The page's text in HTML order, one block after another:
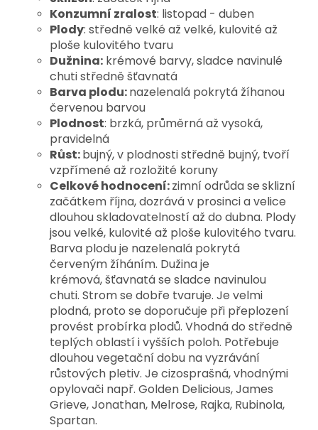
Konzumní zralost: listopad - duben
Plody: středně velké až velké, kulovité až
ploše kulovitého tvaru
Dužnina: krémové barvy, sladce navinulé
chuti středně šťavnatá
Barva plodu:nazelenalá pokrytá žíhanou
červenou barvou
Plodnost: brzká, průměrná až vysoká,
pravidelná
Růst:bujný, v plodnosti středně bujný, tvoří
vzpřímené až rozložité koruny
Celkové hodnocení:zimní odrůda sesklizní
začátkem října, dozrává v prosinci a velice
dlouhou skladovatelností až do dubna. Plody
jsou velké, kulovité až ploše kulovitého tvaru.
Barva plodu je nazelenalá pokrytá
červeným žíháním. Dužina je
krémová, šťavnatá se sladce navinulou
chuti. Strom se dobře tvaruje. Je velmi
plodná, proto se doporučuje při přeplození
provést probírka plodů. Vhodná do středně
teplých oblastí i vyšších poloh. Potřebuje
dlouhou vegetační dobu na vyzrávání
růstových pletiv. Je cizosprašná, vhodnými
opylovači např. Golden Delicious, James
Grieve, Jonathan, Melrose, Rajka, Rubinola,
Spartan.